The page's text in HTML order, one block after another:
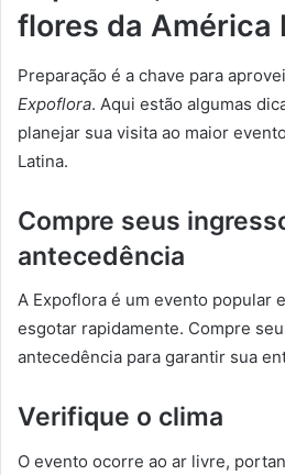
flores da América
Preparação é a chave para
Expoflora. Aqui estão algumas
planejar sua visita ao maior
Latina.
Compre seus
antecedência
A Expoflora é um evento popular
esgotar rapidamente. Compre
antecedência para garantir sua
Verifique o clima
O evento ocorre ao ar livre,